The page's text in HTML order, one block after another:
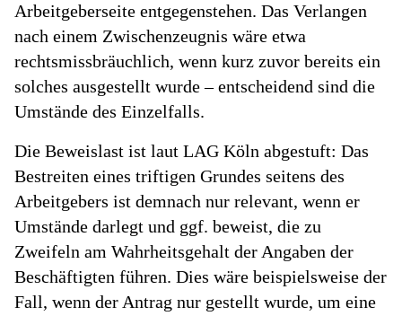
Arbeitgeberseite entgegenstehen. Das Verlangen
nach einem Zwischenzeugnis wäre etwa
rechtsmissbräuchlich, wenn kurz zuvor bereits ein
solches ausgestellt wurde – entscheidend sind die
Umstände des Einzelfalls.
Die Beweislast ist laut LAG Köln abgestuft: Das
Bestreiten eines triftigen Grundes seitens des
Arbeitgebers ist demnach nur relevant, wenn er
Umstände darlegt und ggf. beweist, die zu
Zweifeln am Wahrheitsgehalt der Angaben der
Beschäftigten führen. Dies wäre beispielsweise der
Fall, wenn der Antrag nur gestellt wurde, um eine